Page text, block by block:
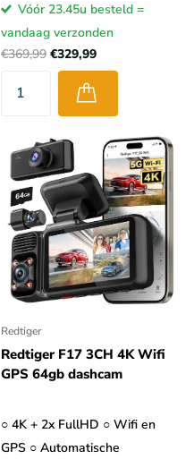
Vóór 23.45u besteld =
vandaag verzonden
€369,99 €329,99
Redtiger
Redtiger F17 3CH 4K Wifi
GPS 64gb dashcam
○ 4K + 2x FullHD ○ Wifi en
GPS ○ Automatische